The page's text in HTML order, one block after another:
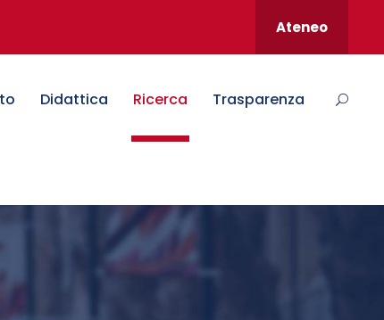
Ateneo
Didattica Ricerca Trasparenza